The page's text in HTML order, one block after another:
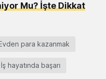
Mu? İşte Dikkat
para kazanmak
İş hayatında başarı